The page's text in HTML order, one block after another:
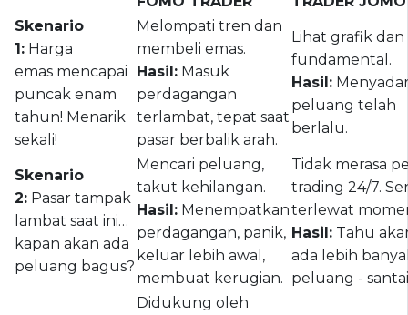
Skenario
1: Harga
emas mencapai
puncak enam
tahun! Menarik
sekali!
Melompati tren dan
membeli emas.
Hasil: Masuk
perdagangan
terlambat, tepat saat
pasar berbalik arah.
Lihat grafik dan
fundamental.
Hasil:
peluang telah
berlalu.
Skenario
2: Pasar tampak
lambat saat ini…
kapan akan ada
peluang bagus?
Mencari peluang,
takut kehilangan.
Hasil: Menempatkan
perdagangan, panik,
keluar lebih awal,
membuat kerugian.
Tidak merasa
trading 24/7.
terlewat
Hasil: Tahu
ada lebih
peluang -
Didukung oleh